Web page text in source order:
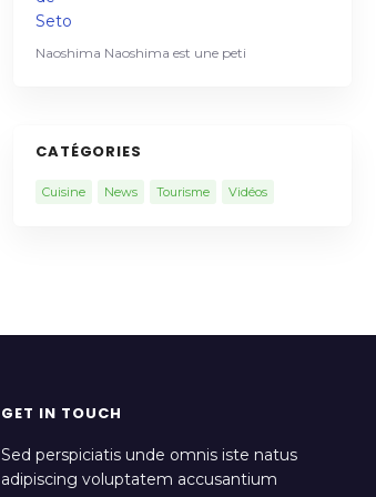
Naoshima Naoshima est une peti
CATÉGORIES
Cuisine News Tourisme Vidéos
GET IN TOUCH
Sed perspiciatis unde omnis iste natus
adipiscing voluptatem accusantium